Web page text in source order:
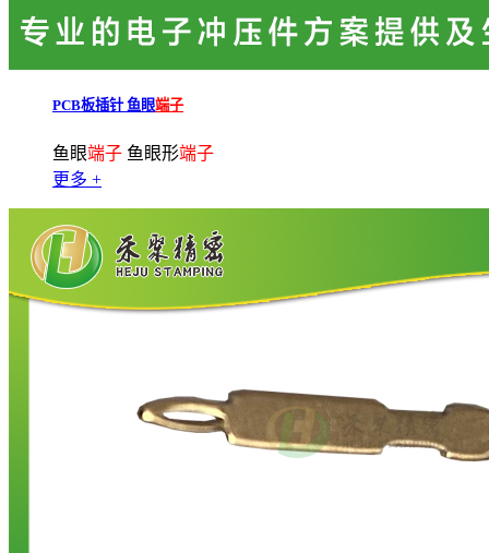
PCB板插针 鱼眼端子
鱼眼端子 鱼眼形端子
更多 +